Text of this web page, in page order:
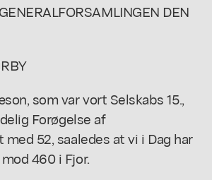
DEN
som var vort Selskabs 15.,
Forøgelse af
52, saaledes at vi i Dag har
460 i Fjor.